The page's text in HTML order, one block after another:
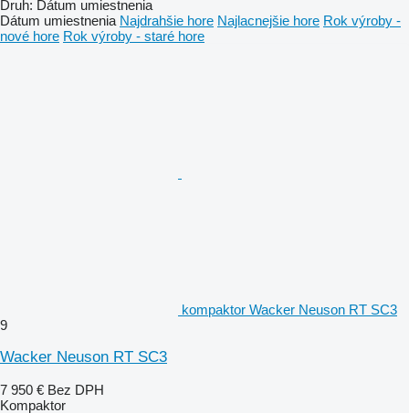
Druh: Dátum umiestnenia
Dátum umiestnenia Najdrahšie hore Najlacnejšie hore Rok výroby -
nové hore Rok výroby - staré hore
kompaktor Wacker Neuson RT SC3
9
Wacker Neuson RT SC3
7 950 € Bez DPH
Kompaktor